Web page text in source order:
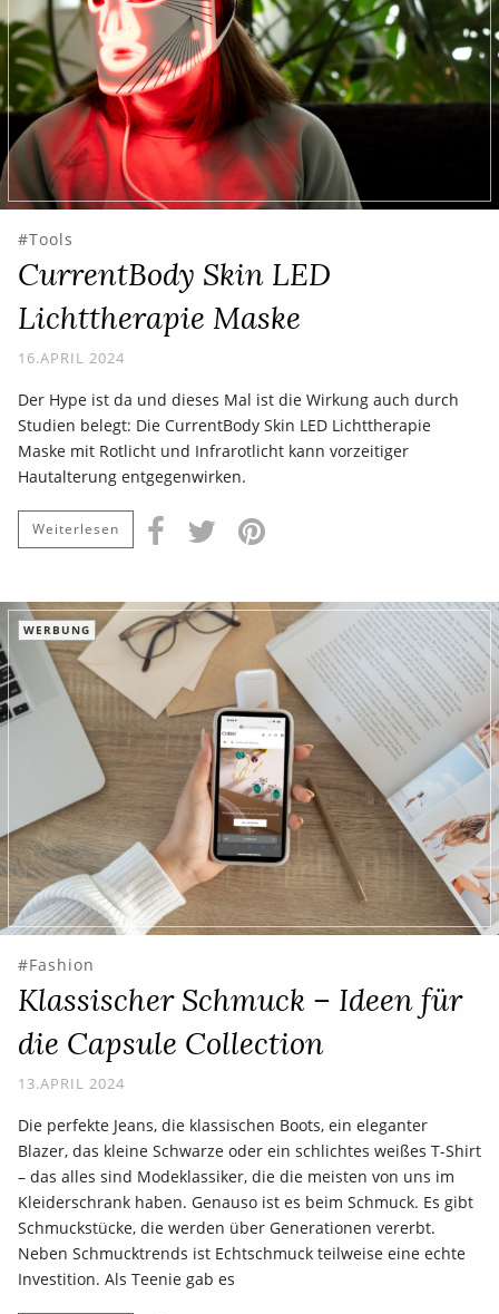
Tools
CurrentBody Skin LED
Lichttherapie Maske
16.APRIL 2024
Der Hype ist da und dieses Mal ist die Wirkung auch durch
Studien belegt: Die CurrentBody Skin LED Lichttherapie
Maske mit Rotlicht und Infrarotlicht kann vorzeitiger
Hautalterung entgegenwirken.
Weiterlesen
WERBUNG
Fashion
Klassischer Schmuck – Ideen für
die Capsule Collection
13.APRIL 2024
Die perfekte Jeans, die klassischen Boots, ein eleganter
Blazer, das kleine Schwarze oder ein schlichtes weißes T-Shirt
– das alles sind Modeklassiker, die die meisten von uns im
Kleiderschrank haben. Genauso ist es beim Schmuck. Es gibt
Schmuckstücke, die werden über Generationen vererbt.
Neben Schmucktrends ist Echtschmuck teilweise eine echte
Investition. Als Teenie gab es